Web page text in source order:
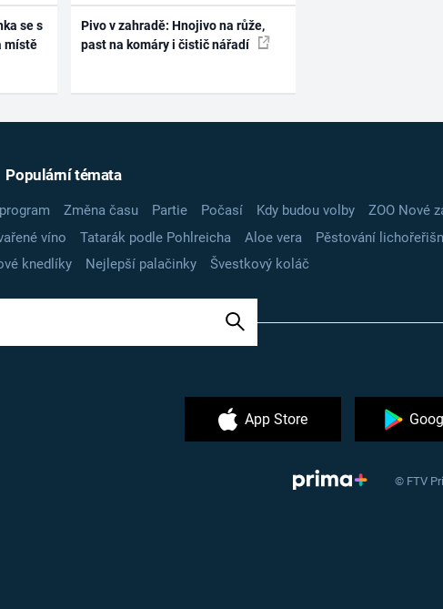
se s
místě
Pivo v zahradě: Hnojivo na růže,
past na komáry i čistič nářadí
Populární témata
Změna času Partie Počasí Kdy budou volby
ZOO Nové
víno Tatarák podle Pohlreicha Aloe vera
Pěstování
knedlíky Nejlepší palačinky Švestkový koláč
App Store
© FTV